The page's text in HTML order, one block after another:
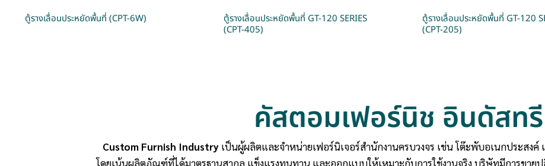
ตู้รางเลื่อนประหยัดพื้นที่ (CPT-6W)
ตู้รางเลื่อนประหยัดพื้นที่ GT-120 SERIES
(CPT-405)
ตู้รางเลื่อนประหยัดพื้นที่ GT-120
(CPT-205)
คัสตอมเฟอร์นิช อินดัสทรี
Custom Furnish Industry เป็นผู้ผลิตและจำหน่ายเฟอร์นิเจอร์สำนักงานครบวงจร เช่น โต๊ะพับอเนกประสงค์
โดยเน้นผลิตภัณฑ์ที่ได้มาตรฐานสากล แข็งแรงทนทาน และออกแบบให้เหมาะกับการใช้งานจริง บริษัทมีการขาย